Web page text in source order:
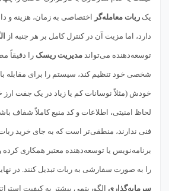
یک ربات معامله‌گر اختصاصی به زمان، هزینه و
دارد، اما مزیت آن در کنترل کامل بر هر جنبه از
توسعه‌دهنده می‌تواند مدیریت ریسک را دقیقاً
شخصی خود تنظیم کند، سیستم را برای مقابله
خودش (مثلاً نوسانات کم یا زیاد در یک جفت
لحاظ امنیتی، اطلاعات و کد منبع کاملاً شفاف
فنی ندارند، منطقی‌تر است که به جای خرید
برنامه‌نویس یا توسعه‌دهنده معتبر همکاری کرده
را به صورت سفارشی به ربات تبدیل کنند. در
سرمایه‌گذاری الگوریتمی بیشتر به کیفیت